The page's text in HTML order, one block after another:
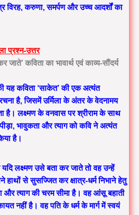
विरह, करुणा, समर्पण और उच्च आदर्शोंका
प्रश्न-उत्तर
कविता का भावार्थ एवं काव्य-सौंदर्य
यह कविता ‘साकेत’ की एक अत्यंत
है, जिसमेंउर्मिलाके अंतर के वेदनामय
है। लक्ष्मण के वनवास पर श्रीराम के साथ
भावुकता और त्यागको कवि ने अत्यंत
है।
लक्ष्मण उसे बता कर जाते तो वह उन्हें
हाथों से सुसज्जित कर क्षात्र-धर्म निभाने हेतु
और त्याग की चरम सीमा है। वह आंसू बहाती
नहीं है। वह पति के धर्म के मार्ग में स्वयं